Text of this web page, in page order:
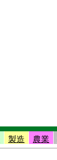
製造 農業